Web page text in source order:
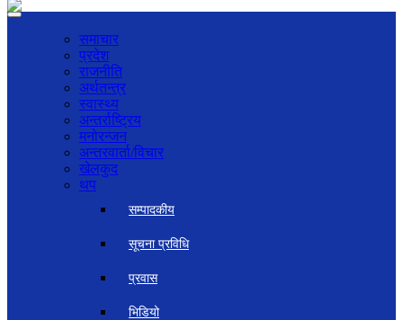
समाचार
प्रदेश
राजनीति
अर्थतन्त्र
स्वास्थ्य
अन्तर्राष्ट्रिय
मनोरन्जन
अन्तरवार्ता/विचार
खेलकुद
थप
सम्पादकीय
सूचना प्रविधि
प्रवास
भिडियो